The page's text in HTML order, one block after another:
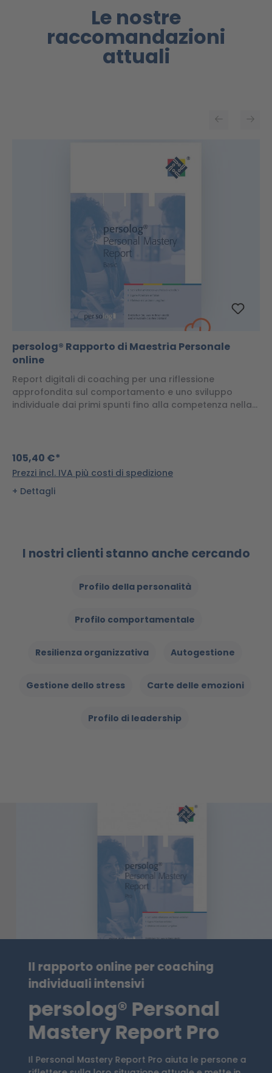
Le nostre
raccomandazioni
attuali
persolog® Rapporto di Maestria Personale
online
Report digitali di coaching per una riflessione
approfondita sul comportamento e uno sviluppo
individuale dai primi spunti fino alla competenza nella
105,40 €*
Prezzi incl. IVA più costi di spedizione
Dettagli
I nostri clienti stanno anche cercando
Profilo della personalità
Profilo comportamentale
Resilienza organizzativa Autogestione
Gestione dello stress Carte delle emozioni
Profilo di leadership
Il rapporto online per coaching
individuali intensivi
persolog® Personal
Mastery Report Pro
Il Personal Mastery Report Pro aiuta le persone a